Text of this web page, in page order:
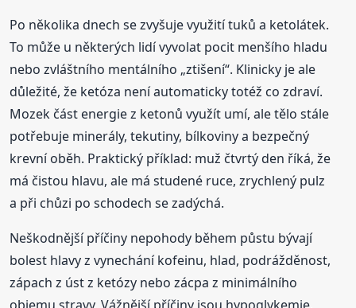
Po několika dnech se zvyšuje využití tuků a ketolátek.
To může u některých lidí vyvolat pocit menšího hladu
nebo zvláštního mentálního „ztišení“. Klinicky je ale
důležité, že ketóza není automaticky totéž co zdraví.
Mozek část energie z ketonů využít umí, ale tělo stále
potřebuje minerály, tekutiny, bílkoviny a bezpečný
krevní oběh. Praktický příklad: muž čtvrtý den říká, že
má čistou hlavu, ale má studené ruce, zrychlený pulz
a při chůzi po schodech se zadýchá.
Neškodnější příčiny nepohody během půstu bývají
bolest hlavy z vynechání kofeinu, hlad, podrážděnost,
zápach z úst z ketózy nebo zácpa z minimálního